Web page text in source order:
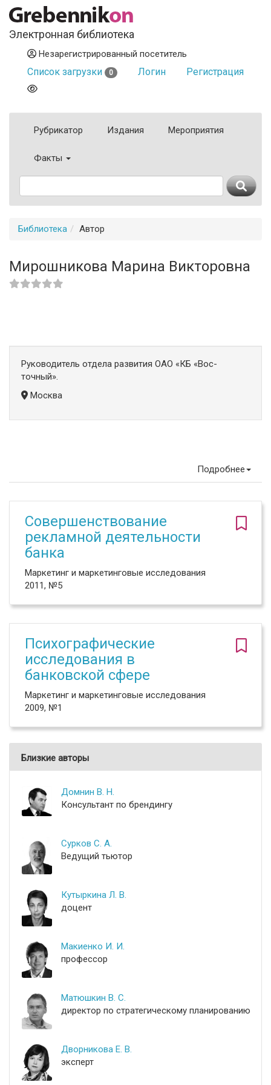
Электронная библиотека
Незарегистрированный посетитель
Список загрузки 0 Логин Регистрация
Рубрикатор Издания Мероприятия
Факты
Библиотека Автор
Мирошникова Марина Викторовна
Руководитель отдела развития ОАО «КБ «Вос-
точный».
Москва
Подробнее
Совершенствование
рекламной деятельности
банка
Маркетинг и маркетинговые исследования
2011, №5
Психографические
исследования в
банковской сфере
Маркетинг и маркетинговые исследования
2009, №1
Близкие авторы
Домнин В. Н.
Консультант по брендингу
Сурков С. А.
Ведущий тьютор
Кутыркина Л. В.
доцент
Макиенко И. И.
профессор
Матюшкин В. С.
директор по стратегическому планированию
Дворникова Е. В.
эксперт